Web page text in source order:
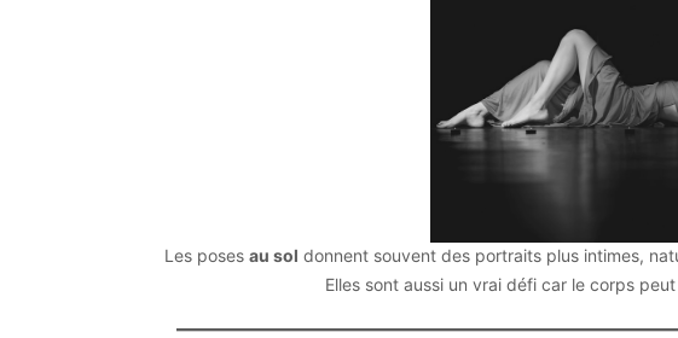
Les poses au sol donnent souvent des portraits plus intimes,
Elles sont aussi un vrai défi car le corps